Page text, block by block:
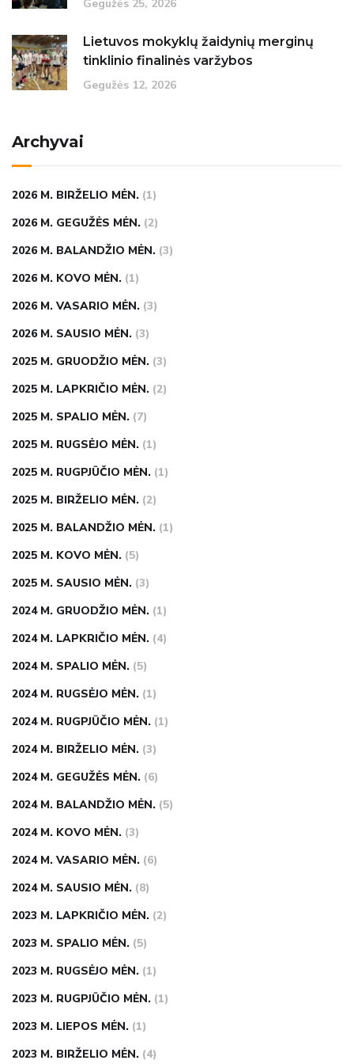
Gegužės‏‏‎ ‎25‎‎‏‏‎, 2026
Lietuvos mokyklų žaidynių merginų
tinklinio finalinės varžybos
Gegužės‏‏‎ ‎12‎‎‏‏‎, 2026
Archyvai
2026 M. BIRŽELIO MĖN. (1)
2026 M. GEGUŽĖS MĖN. (2)
2026 M. BALANDŽIO MĖN. (3)
2026 M. KOVO MĖN. (1)
2026 M. VASARIO MĖN. (3)
2026 M. SAUSIO MĖN. (3)
2025 M. GRUODŽIO MĖN. (3)
2025 M. LAPKRIČIO MĖN. (2)
2025 M. SPALIO MĖN. (7)
2025 M. RUGSĖJO MĖN. (1)
2025 M. RUGPJŪČIO MĖN. (1)
2025 M. BIRŽELIO MĖN. (2)
2025 M. BALANDŽIO MĖN. (1)
2025 M. KOVO MĖN. (5)
2025 M. SAUSIO MĖN. (3)
2024 M. GRUODŽIO MĖN. (1)
2024 M. LAPKRIČIO MĖN. (4)
2024 M. SPALIO MĖN. (5)
2024 M. RUGSĖJO MĖN. (1)
2024 M. RUGPJŪČIO MĖN. (1)
2024 M. BIRŽELIO MĖN. (3)
2024 M. GEGUŽĖS MĖN. (6)
2024 M. BALANDŽIO MĖN. (5)
2024 M. KOVO MĖN. (3)
2024 M. VASARIO MĖN. (6)
2024 M. SAUSIO MĖN. (8)
2023 M. LAPKRIČIO MĖN. (2)
2023 M. SPALIO MĖN. (5)
2023 M. RUGSĖJO MĖN. (1)
2023 M. RUGPJŪČIO MĖN. (1)
2023 M. LIEPOS MĖN. (1)
2023 M. BIRŽELIO MĖN. (4)